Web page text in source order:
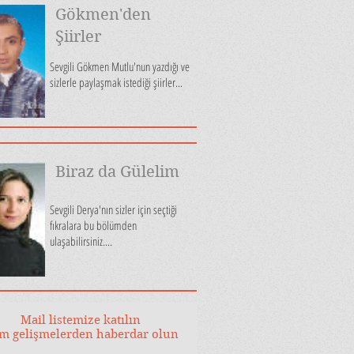
Mail listemize katılın
gelişmelerden haberdar olun
Gökmen'den
Şiirler
Sevgili Gökmen Mutlu'nun yazdığı ve
sizlerle paylaşmak istediği şiirler...
Biraz da Gülelim
Sevgili Derya'nın sizler için seçtiği
fıkralara bu bölümden
ulaşabilirsiniz....